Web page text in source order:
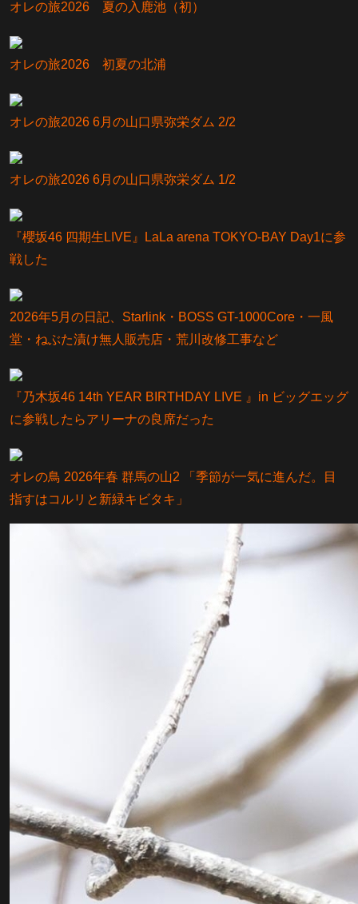
オレの旅2026 夏の入鹿池（初）
オレの旅2026 初夏の北浦
オレの旅2026 6月の山口県弥栄ダム 2/2
オレの旅2026 6月の山口県弥栄ダム 1/2
『櫻坂46 四期生LIVE』LaLa arena TOKYO-BAY Day1に参
戦した
2026年5月の日記、Starlink・BOSS GT-1000Core・一風
堂・ねぶた漬け無人販売店・荒川改修工事など
『乃⽊坂46 14th YEAR BIRTHDAY LIVE 』in ビッグエッグ
に参戦したらアリーナの良席だった
オレの鳥 2026年春 群馬の山2 「季節が一気に進んだ。目
指すはコルリと新緑キビタキ」